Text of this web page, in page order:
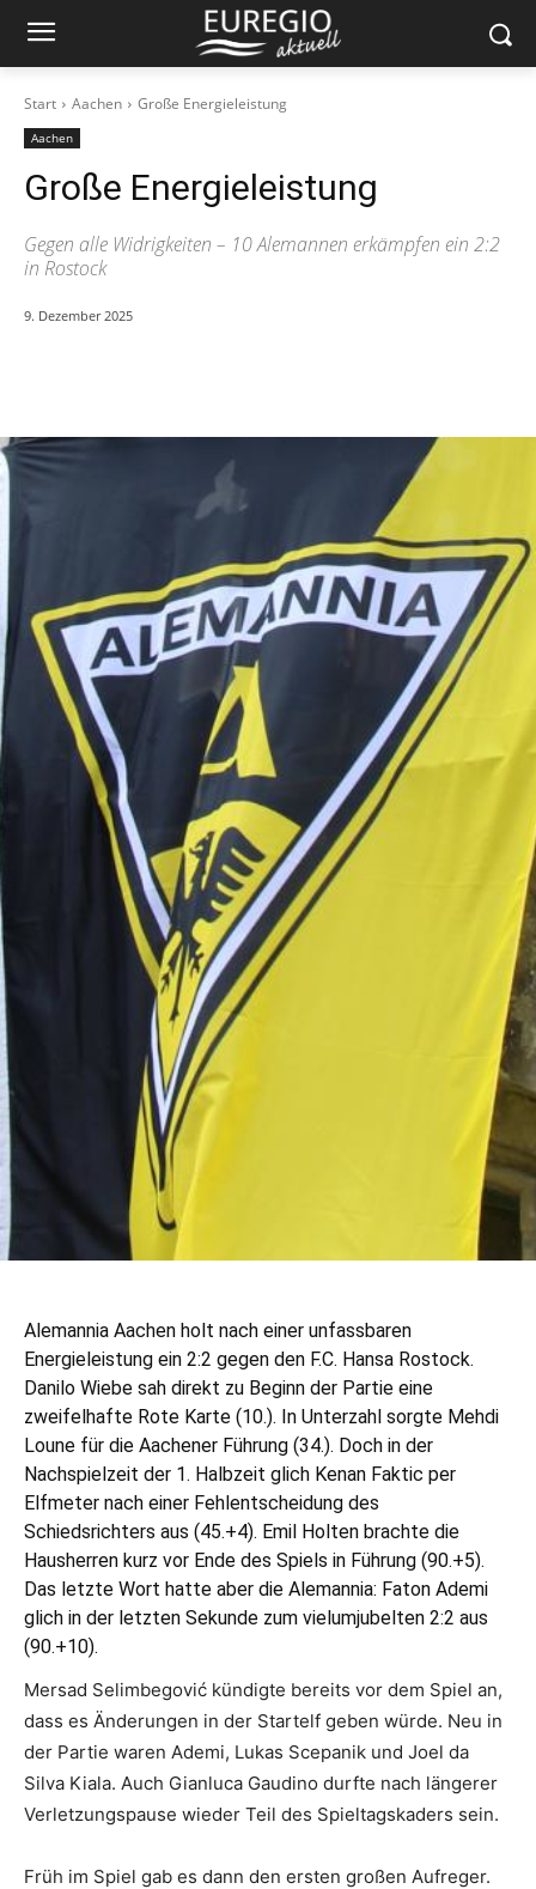
Start Aachen Große Energieleistung
Aachen
Große Energieleistung
Gegen alle Widrigkeiten – 10 Alemannen erkämpfen ein 2:2
in Rostock
9. Dezember 2025
Alemannia Aachen holt nach einer unfassbaren
Energieleistung ein 2:2 gegen den F.C. Hansa Rostock.
Danilo Wiebe sah direkt zu Beginn der Partie eine
zweifelhafte Rote Karte (10.). In Unterzahl sorgte Mehdi
Loune für die Aachener Führung (34.). Doch in der
Nachspielzeit der 1. Halbzeit glich Kenan Faktic per
Elfmeter nach einer Fehlentscheidung des
Schiedsrichters aus (45.+4). Emil Holten brachte die
Hausherren kurz vor Ende des Spiels in Führung (90.+5).
Das letzte Wort hatte aber die Alemannia: Faton Ademi
glich in der letzten Sekunde zum vielumjubelten 2:2 aus
(90.+10).
Mersad Selimbegović kündigte bereits vor dem Spiel an,
dass es Änderungen in der Startelf geben würde. Neu in
der Partie waren Ademi, Lukas Scepanik und Joel da
Silva Kiala. Auch Gianluca Gaudino durfte nach längerer
Verletzungspause wieder Teil des Spieltagskaders sein.
Früh im Spiel gab es dann den ersten großen Aufreger.